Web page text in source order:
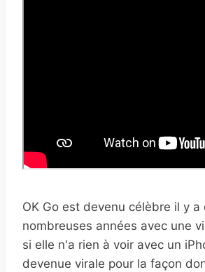
OK Go est devenu célèbre il y a
nombreuses années avec une
si elle n'a rien à voir avec un
devenue virale pour la façon